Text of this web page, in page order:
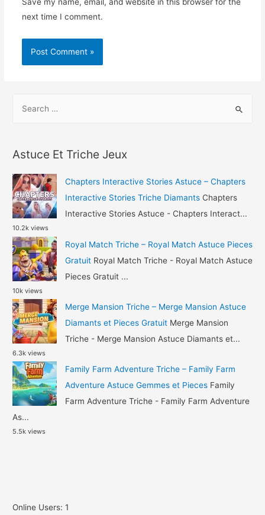
next time I comment.
h
f
o
r
:
Astuce Et Triche Jeux
Chapters Interactive Stories Astuce – Chapters
Interactive Stories Triche Diamants Chapters
Interactive Stories Astuce - Chapters Interact...
10.2k views
Royal Match Triche – Royal Match Astuce Pieces
Gratuit Royal Match Triche - Royal Match Astuce
Pieces Gratuit ...
10k views
Merge Mansion Triche – Merge Mansion Astuce
Diamants et Pieces Gratuit Merge Mansion
Triche - Merge Mansion Astuce Diamants et...
6.3k views
Family Farm Adventure Triche – Family Farm
Adventure Astuce Gemmes et Pieces Family
Farm Adventure Triche - Family Farm Adventure
As...
5.5k views
Online Users:1